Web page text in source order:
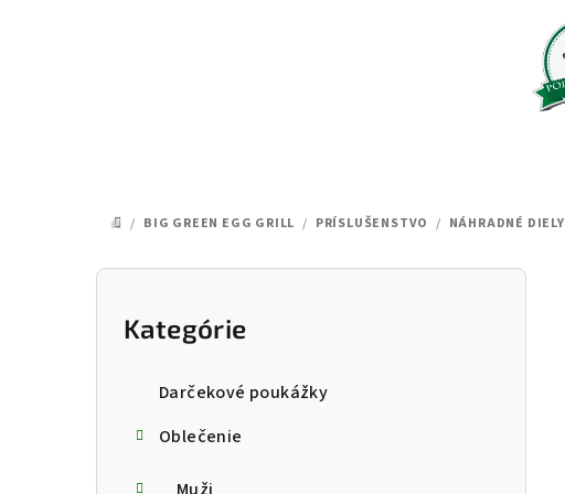
DOMOV
/ BIG GREEN EGG GRILL / PRÍSLUŠENSTVO / NÁHRADNÉ DIELY
Preskočiť
kategórie
Kategórie
Darčekové poukážky
Oblečenie